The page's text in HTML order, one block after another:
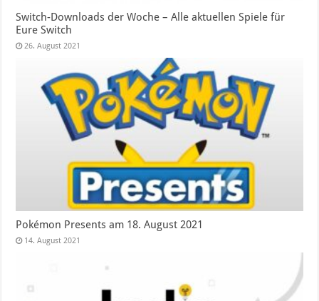
Switch-Downloads der Woche – Alle aktuellen Spiele für
Eure Switch
26. August 2021
Pokémon Presents am 18. August 2021
14. August 2021